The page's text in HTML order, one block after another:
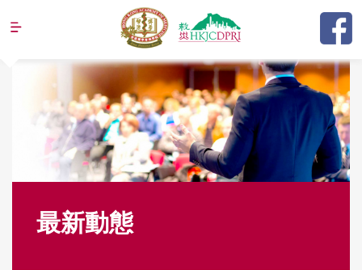
Jump to navigation
最新動態